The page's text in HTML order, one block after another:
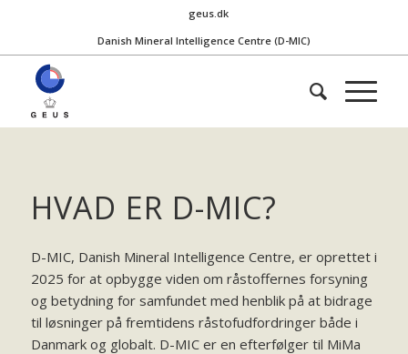
geus.dk
Danish Mineral Intelligence Centre (D-MIC)
HVAD ER D-MIC?
D-MIC, Danish Mineral Intelligence Centre, er oprettet i
2025 for at opbygge viden om råstoffernes forsyning
og betydning for samfundet med henblik på at bidrage
til løsninger på fremtidens råstofudfordringer både i
Danmark og globalt. D-MIC er en efterfølger til MiMa